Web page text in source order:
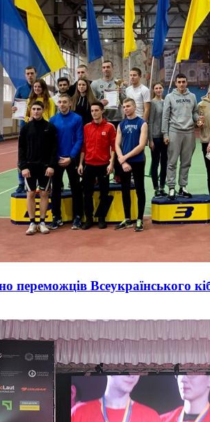
переможців Всеукраїнського